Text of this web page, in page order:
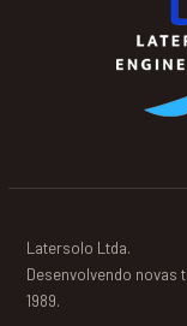
Latersolo Ltda.
Desenvolvendo novas
1989.